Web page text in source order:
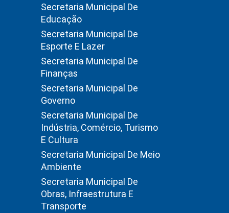
Secretaria Municipal De
Educação
Secretaria Municipal De
Esporte E Lazer
Secretaria Municipal De
Finanças
Secretaria Municipal De
Governo
Secretaria Municipal De
Indústria, Comércio, Turismo
E Cultura
Secretaria Municipal De Meio
Ambiente
Secretaria Municipal De
Obras, Infraestrutura E
Transporte